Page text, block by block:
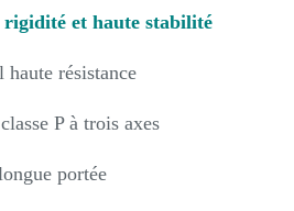
rigidité et haute stabilité
résistance
P à trois axes
portée